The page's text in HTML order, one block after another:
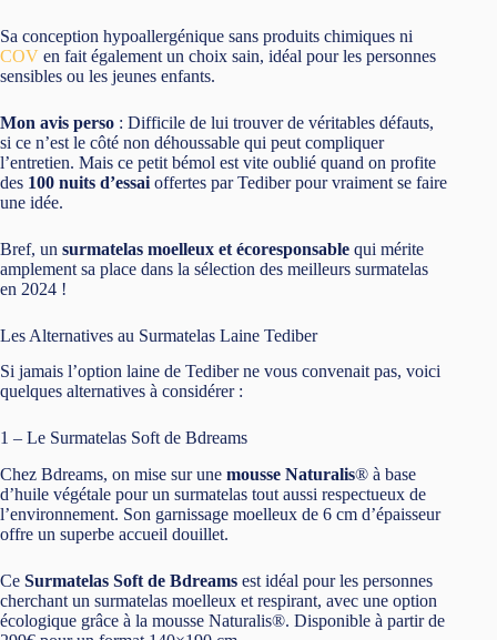
Sa conception hypoallergénique sans produits chimiques ni
COV en fait également un choix sain, idéal pour les personnes
sensibles ou les jeunes enfants.
Mon avis perso : Difficile de lui trouver de véritables défauts,
si ce n’est le côté non déhoussable qui peut compliquer
l’entretien. Mais ce petit bémol est vite oublié quand on profite
des 100 nuits d’essai offertes par Tediber pour vraiment se faire
une idée.
Bref, un surmatelas moelleux et écoresponsable qui mérite
amplement sa place dans la sélection des meilleurs surmatelas
en 2024 !
Les Alternatives au Surmatelas Laine Tediber
Si jamais l’option laine de Tediber ne vous convenait pas, voici
quelques alternatives à considérer :
1 – Le Surmatelas Soft de Bdreams
Chez Bdreams, on mise sur une mousse Naturalis® à base
d’huile végétale pour un surmatelas tout aussi respectueux de
l’environnement. Son garnissage moelleux de 6 cm d’épaisseur
offre un superbe accueil douillet.
Ce Surmatelas Soft de Bdreams est idéal pour les personnes
cherchant un surmatelas moelleux et respirant, avec une option
écologique grâce à la mousse Naturalis®. Disponible à partir de